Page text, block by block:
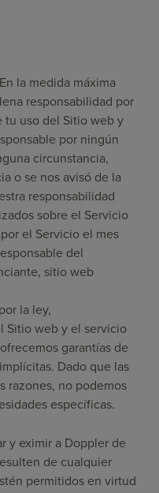
En la medida máxima
responsabilidad por
tu uso del Sitio web y
por ningún
circunstancia,
o se nos avisó de la
responsabilidad
sobre el Servicio
el Servicio el mes
del
sitio web
la ley,
Sitio web y el servicio
garantías de
Dado que las
razones, no podemos
específicas.
y eximir a Doppler de
de cualquier
permitidos en virtud